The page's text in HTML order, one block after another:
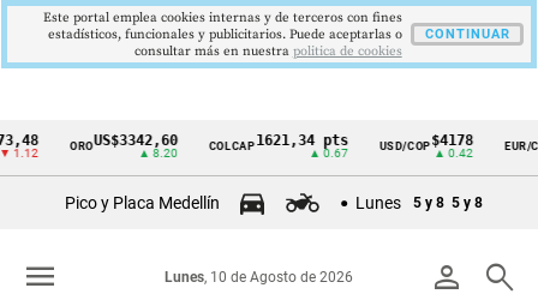
Cintillo
Colombia
OROUS$3342,60
▲ 8.20
COLCAP1621,34 pts
▲ 0.67
USD/COP$4178
▲ 0.42
EUR/
Pico y Placa Medellín Lunes 5 y 8 5 y 8
person search
Lunes, 10 de Agosto de 2026
menu
Este portal emplea cookies internas y de terceros con fines
estadísticos, funcionales y publicitarios. Puede aceptarlas o
consultar más en nuestra politica de cookies
CONTINUAR